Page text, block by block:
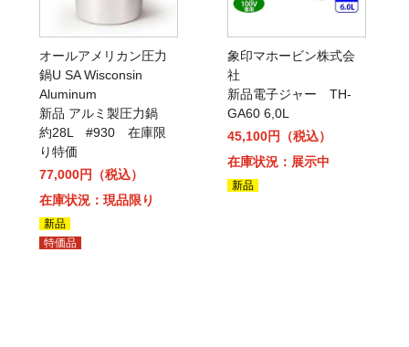
オールアメリカン圧力
鍋U SA Wisconsin
Aluminum
新品 アルミ製圧力鍋
約28L #930 在庫限
り特価
77,000円（税込）
在庫状況：現品限り
新品
特価品
象印マホービン株式会
社
新品電子ジャー TH-
GA60 6,0L
45,100円（税込）
在庫状況：展示中
新品